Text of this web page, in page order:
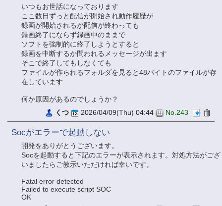
いつもお世話になっております
ここ数日ずっと配信が開始され動作履歴が
録画が開始されるが配信が終わっても
録画終了にならず録画中のままで
ソフトを強制的に終了しようとすると
録画を中断するか問われるメッセージが出ます
そこで終了してもしなくても
ファイルが作られるフォルダを見ると48バイトのファイルが存
在しています
何か原因があるのでしょうか？
くつ
2026/04/09(Thu) 04:44 No.243
Socがエラーで起動しない
開発をありがとうございます。
Socを起動すると下記のエラーが表示されます。対処方法がござ
いましたらご教示いただければ幸いです。
Fatal error detected
Failed to execute script SOC
OK